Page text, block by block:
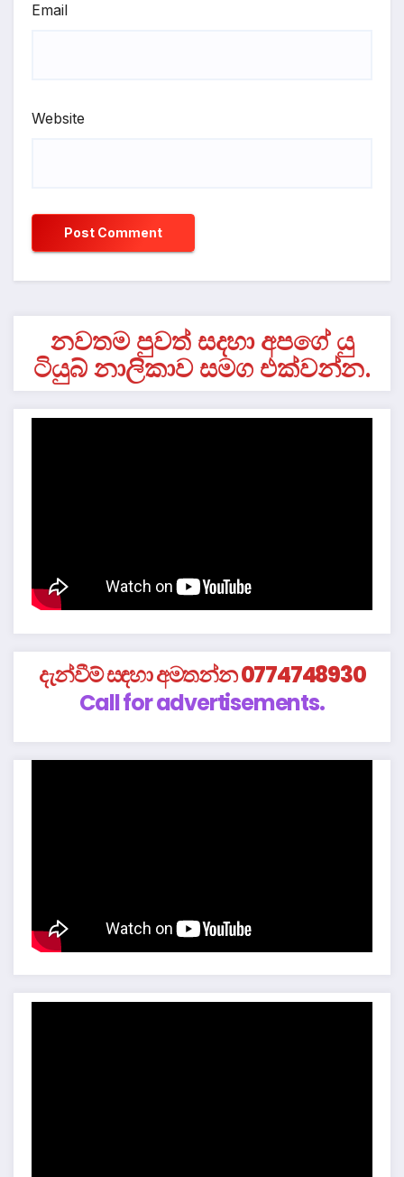
Email
Website
නවතම පුවත් සදහා අපගේ යු
ටියුබ් නාලිකාව සමග එක්වන්න.
දැන්වීම් සඳහා අමතන්න 0774748930
Call for advertisements.